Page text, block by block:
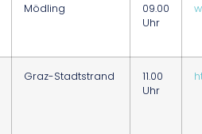
Mödling
09.00
Uhr
Graz-Stadtstrand
11.00
Uhr